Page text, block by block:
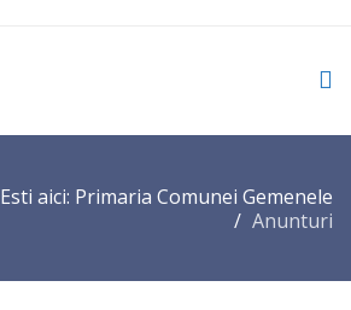
Esti aici: Primaria Comunei Gemenele
Anunturi